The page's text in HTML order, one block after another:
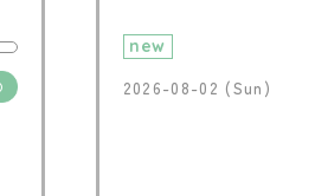
new
2026-08-02 (Sun)